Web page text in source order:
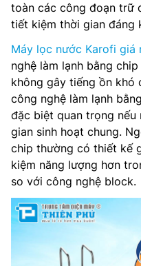
toàn các công đoạn trữ
tiết kiệm thời gian đáng
Máy lọc nước Karofi giá
nghệ làm lạnh bằng
không gây tiếng ồn khó
công nghệ làm lạnh
đặc biệt quan trọng
gian sinh hoạt chung.
chip thường có thiết kế
kiệm năng lượng hơn
so với công nghệ block.